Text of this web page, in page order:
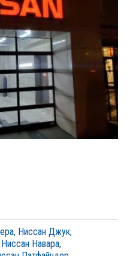
, Ниссан Джук,
Ниссан Навара,